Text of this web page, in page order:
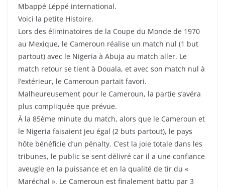
Mbappé Léppé international.
Voici la petite Histoire.
Lors des éliminatoires de la Coupe du Monde de 1970
au Mexique, le Cameroun réalise un match nul (1 but
partout) avec le Nigeria à Abuja au match aller. Le
match retour se tient à Douala, et avec son match nul à
l’extérieur, le Cameroun partait favori.
Malheureusement pour le Cameroun, la partie s’avéra
plus compliquée que prévue.
À la 85ème minute du match, alors que le Cameroun et
le Nigeria faisaient jeu égal (2 buts partout), le pays
hôte bénéficie d’un pénalty. C’est la joie totale dans les
tribunes, le public se sent délivré car il a une confiance
aveugle en la puissance et en la qualité de tir du «
Maréchal ». Le Cameroun est finalement battu par 3